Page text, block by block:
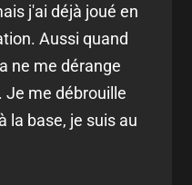
j'ai déjà joué en
Aussi quand
ne me dérange
Je me débrouille
la base, je suis au